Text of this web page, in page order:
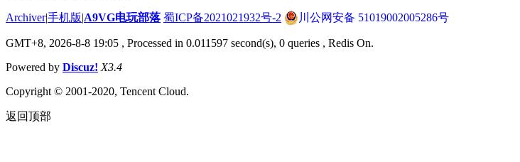
Archiver|手机版|A9VG电玩部落 蜀ICP备2021021932号-2 川公网安备 51019002005286号
GMT+8, 2026-8-8 19:05 , Processed in 0.011597 second(s), 0 queries , Redis On.
Powered by Discuz! X3.4
Copyright © 2001-2020, Tencent Cloud.
返回顶部